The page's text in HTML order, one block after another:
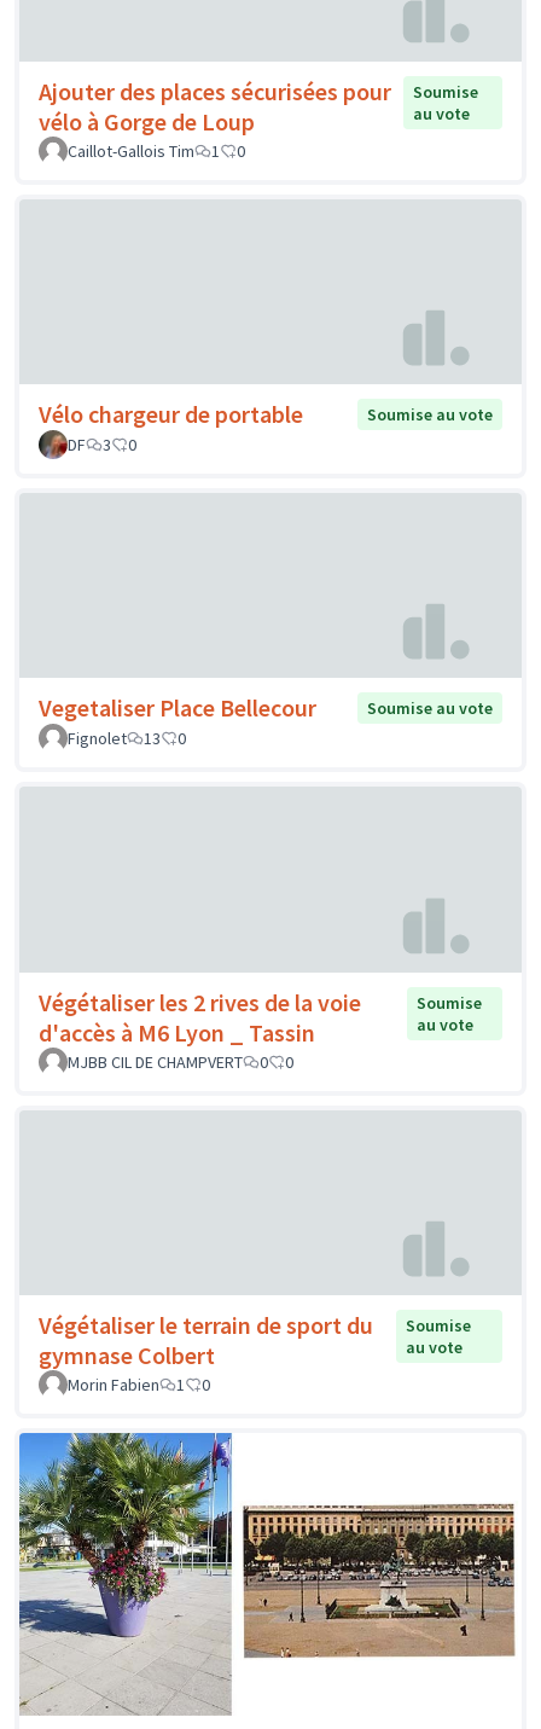
Ajouter des places sécurisées pour
vélo à Gorge de Loup
Soumise
au vote
Caillot-Gallois Tim
1 0
Vélo chargeur de portable
Soumise au vote
DF
3 0
Vegetaliser Place Bellecour
Soumise au vote
Fignolet
13 0
Végétaliser les 2 rives de la voie
d'accès à M6 Lyon _ Tassin
Soumise
au vote
MJBB CIL DE CHAMPVERT
0 0
Végétaliser le terrain de sport du
gymnase Colbert
Soumise
au vote
Morin Fabien
1 0